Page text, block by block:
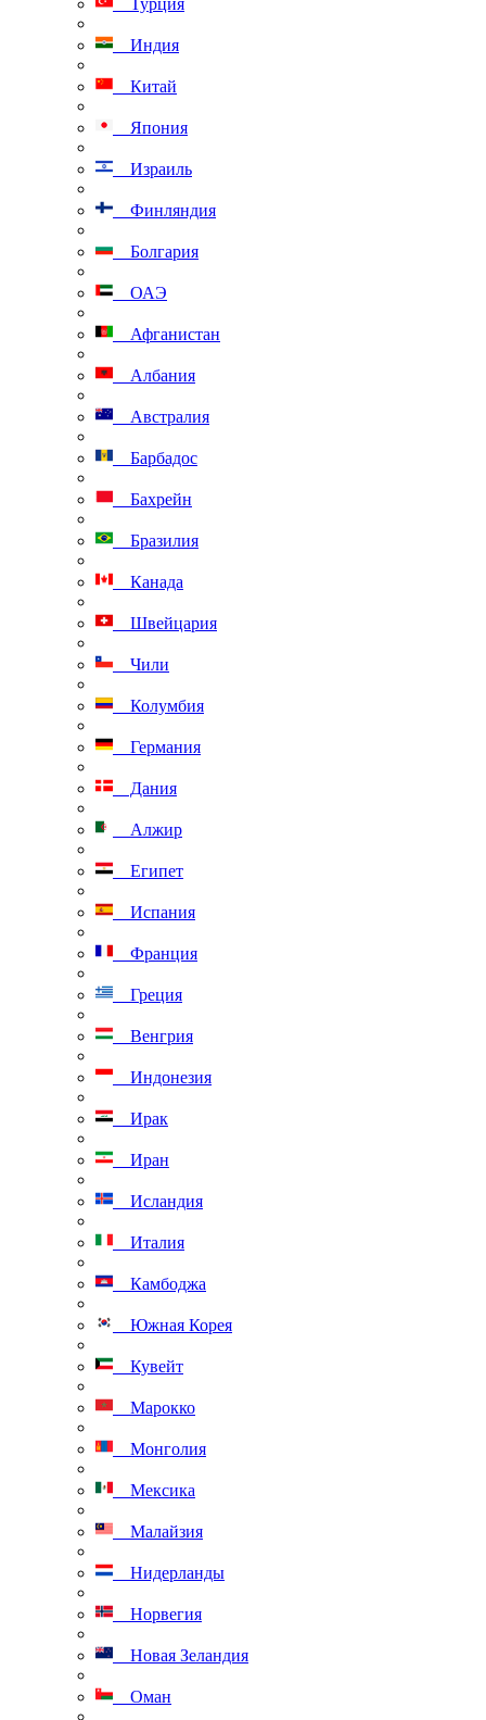
Турция
Индия
Китай
Япония
Израиль
Финляндия
Болгария
ОАЭ
Афганистан
Албания
Австралия
Барбадос
Бахрейн
Бразилия
Канада
Швейцария
Чили
Колумбия
Германия
Дания
Алжир
Египет
Испания
Франция
Греция
Венгрия
Индонезия
Ирак
Иран
Исландия
Италия
Камбоджа
Южная Корея
Кувейт
Марокко
Монголия
Мексика
Малайзия
Нидерланды
Норвегия
Новая Зеландия
Оман